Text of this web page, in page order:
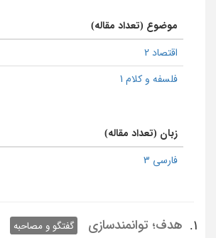
موضوع (تعداد مقاله)
اقتصاد 2
فلسفه و کلام 1
زبان (تعداد مقاله)
فارسی 3
1. هدف؛ توانمندسازی
گفتگو و مصاحبه